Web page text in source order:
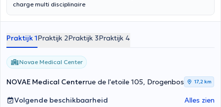
charge multi disciplinaire
Praktijk 1Praktijk 2Praktijk 3Praktijk 4
Novae Medical Center
NOVAE Medical Centerrue de l'etoile 105, Drogenbos 17,2 km
Volgende beschikbaarheid Alles zien